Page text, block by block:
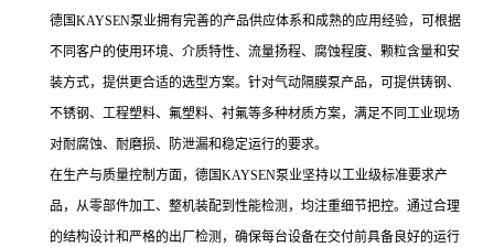
德国KAYSEN泵业拥有完善的产品供应体系和成熟的应用经验，可根据
不同客户的使用环境、介质特性、流量扬程、腐蚀程度、颗粒含量和安
装方式，提供更合适的选型方案。针对气动隔膜泵产品，可提供铸钢、
不锈钢、工程塑料、氟塑料、衬氟等多种材质方案，满足不同工业现场
对耐腐蚀、耐磨损、防泄漏和稳定运行的要求。
在生产与质量控制方面，德国KAYSEN泵业坚持以工业级标准要求产
品，从零部件加工、整机装配到性能检测，均注重细节把控。通过合理
的结构设计和严格的出厂检测，确保每台设备在交付前具备良好的运行